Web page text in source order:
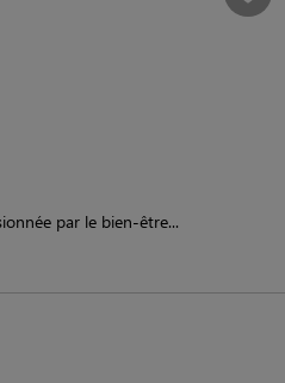
par le bien-être...